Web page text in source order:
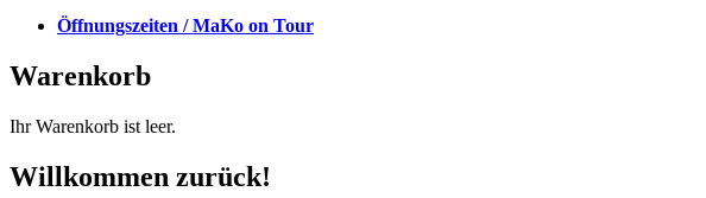
Öffnungszeiten / MaKo on Tour
Warenkorb
Ihr Warenkorb ist leer.
Willkommen zurück!